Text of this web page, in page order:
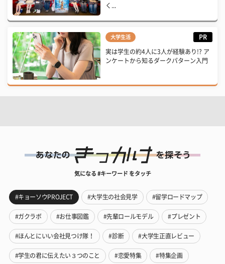
く...
大学生活 PR
実は学生の約4人に3人が経験あり!? ア
ンケートから知るダークパターン入門
気になる #キーワード をタッチ
#キョーソウPROJECT #大学生の社会見学 #留学ロードマップ
#ガクラボ #お仕事図鑑 #先輩ロールモデル #プレゼント
#ほんとにいい会社見つけ隊！ #診断 #大学生正直レビュー
#学生の君に伝えたい３つのこと #恋愛特集 #特集企画